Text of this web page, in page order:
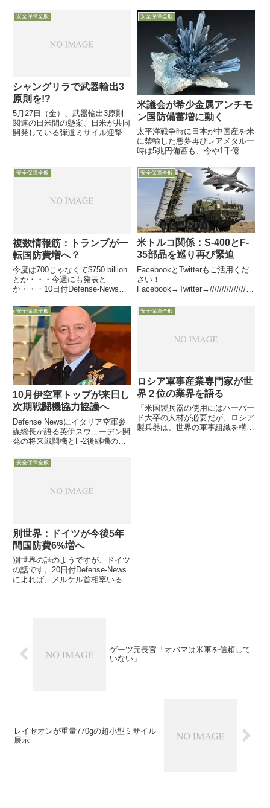
います
サイル防衛見直しについて演説
し、米国のBMD努力に依存して
いる同盟国等に負担を求めていく
考えを再び強調しましたこの...
安全保障全般
シャングリラで武器輸出3
原則を!?
5月27日（金）、武器輸出3原則
関連の日米間の懸案、日米が共同
開発している弾道ミサイル迎撃用
ます。それと次週末ゲーツ長官が
安全保障全般
米議会が希少金属アンチモ
ン国防備蓄増に動く
太平洋戦争時に日本が中国産を米
に禁輸した悪夢再びレアメタル一
時は5兆円備蓄も、今や1千億円
イクル強化に乗り出すも2025年
には備蓄が破産状態の危機感6月
8日付Defense-Newsは、米国製兵
器や国防装備品に...
安全保障全般
複数情報筋：トランプが一
転国防費増へ？
今度は700じゃなくて$750 billion
とか・・・今週にも発表と
か・・・10日付Defense-News
て、先日お伝えした4日ホワイト
ハウスで開催の来年度国防予算を
めぐるの「大統領VS両院軍事委
員長とマティ...
安全保障全般
米トルコ関係：S-400とF-
35部品を巡り再び緊迫
FacebookとTwitterもご活用くだ
さい！
Facebook→Twitter→//////////////////
////////////...
安全保障全般
10月伊空軍トップが来日し
次期戦闘機協力協議へ
Defense Newsにイタリア空軍参
謀総長が語る英伊スウェーデン開
発の将来戦闘機とF-2後継機の協
要と示唆欧州での次期戦闘機開発
安全保障全般
ロシア軍事産業専門家が世
界２位の業界を語る
「米国製兵器の使用にはハーバー
ド大卒の人材が必要だが、ロシア
製兵器は、世界の軍事組織を構成
安全保障全般
別世界：ドイツが今後5年
間国防費6%増へ
別世界の話のようですが、ドイツ
の話です。20日付Defense-News
によれば、メルケル首相率いるド
ゲーツ元長官「オバマは米軍を信頼して
いない」
レイセオンが重量770gの超小型ミサイル
展示